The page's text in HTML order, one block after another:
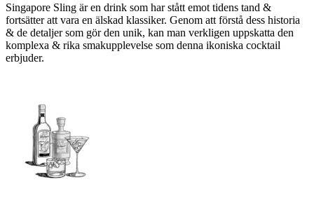
Singapore Sling är en drink som har stått emot tidens tand &
fortsätter att vara en älskad klassiker. Genom att förstå dess historia
& de detaljer som gör den unik, kan man verkligen uppskatta den
komplexa & rika smakupplevelse som denna ikoniska cocktail
erbjuder.